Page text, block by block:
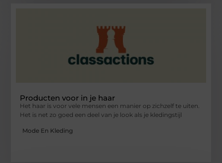
Producten voor in je haar
Het haar is voor vele mensen een manier op zichzelf te uiten.
Het is net zo goed een deel van je look als je kledingstijl
Mode En Kleding